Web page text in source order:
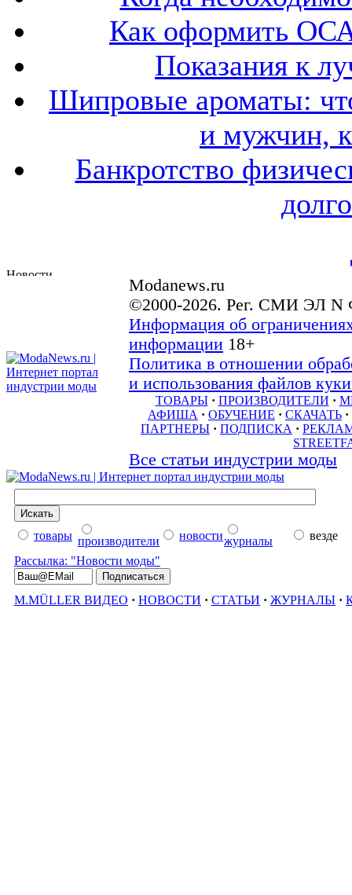
Как оформить
Показания к
Шипровые ароматы:
и мужчин,
Банкротство
Modanews.ru
©2000-2026. Рег. СМИ ЭЛ N
Информация об
информации 18+
Политика в отношении
и использования файлов
ТОВАРЫ · ПРОИЗВОДИТЕЛИ ·
АФИША · ОБУЧЕНИЕ · СКАЧАТЬ ·
ПАРТНЕРЫ · ПОДПИСКА ·
Все статьи индустрии моды
товары производители новостижурналы
везде
Рассылка: "Новости моды"
M.MÜLLER ВИДЕО · НОВОСТИ · СТАТЬИ · ЖУРНАЛЫ ·